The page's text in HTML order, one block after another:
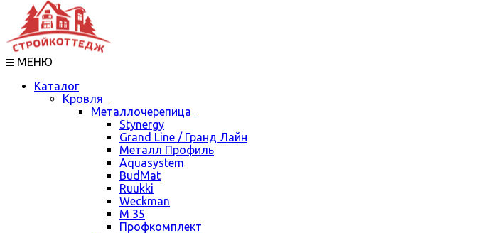
МЕНЮ
Каталог
Кровля
Металлочерепица
Stynergy
Grand Line / Гранд Лайн
Металл Профиль
Aquasystem
BudMat
Ruukki
Weckman
М 35
Профкомплект